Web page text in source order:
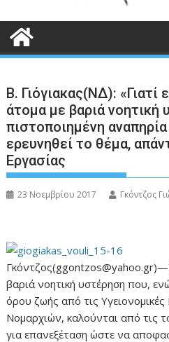
Β. Γιόγιακας(ΝΔ): «Γιατί
άτομα με βαριά νοητική
πιστοποιημένη
ερευνηθεί το θέμα,
Εργασίας
23 Νοεμβρίου 2017 Γκόντζος
βαριά νοητική υστέρηση που,
όρου ζωής από τις
Νομαρχιών, καλούνται από τις
για επανεξέταση ώστε να